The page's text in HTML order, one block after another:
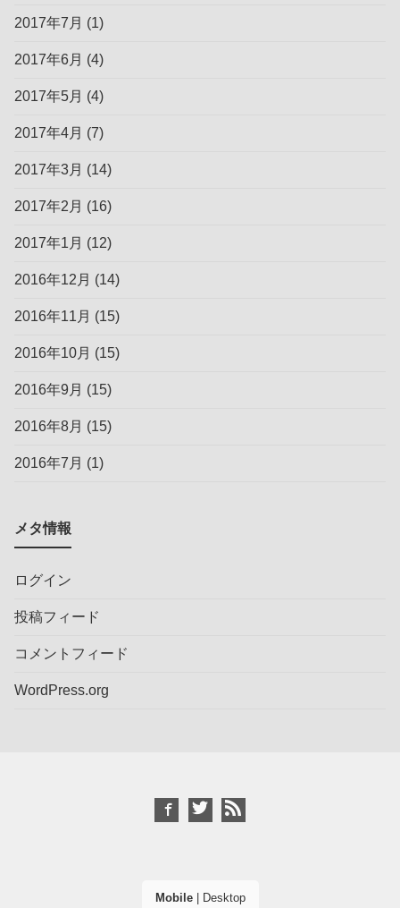
2017年7月 (1)
2017年6月 (4)
2017年5月 (4)
2017年4月 (7)
2017年3月 (14)
2017年2月 (16)
2017年1月 (12)
2016年12月 (14)
2016年11月 (15)
2016年10月 (15)
2016年9月 (15)
2016年8月 (15)
2016年7月 (1)
メタ情報
ログイン
投稿フィード
コメントフィード
WordPress.org
Mobile| Desktop